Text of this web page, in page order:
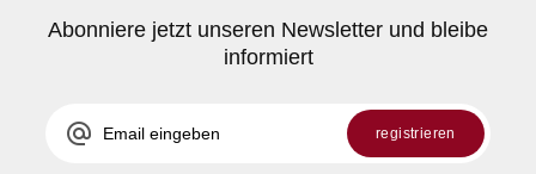
Abonniere jetzt unseren Newsletter und bleibe
informiert
alternate_email registrieren